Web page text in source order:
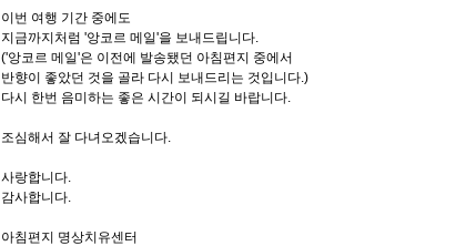
이번 여행 기간 중에도
지금까지처럼 '앙코르 메일'을 보내드립니다.
('앙코르 메일'은 이전에 발송됐던 아침편지 중에서
반향이 좋았던 것을 골라 다시 보내드리는 것입니다.)
다시 한번 음미하는 좋은 시간이 되시길 바랍니다.
조심해서 잘 다녀오겠습니다.
사랑합니다.
감사합니다.
아침편지 명상치유센터